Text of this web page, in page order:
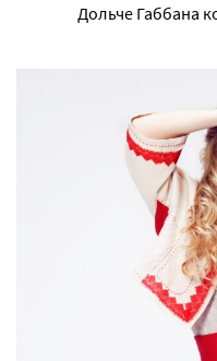
Дольче Габбана